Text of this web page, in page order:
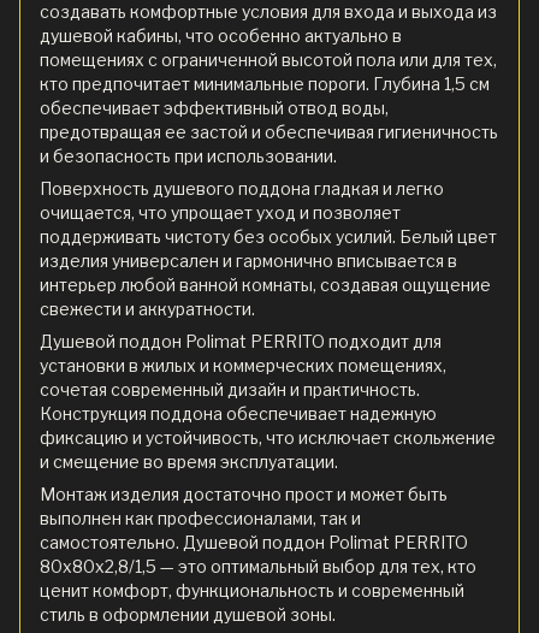
создавать комфортные условия для входа и выхода из
душевой кабины, что особенно актуально в
помещениях с ограниченной высотой пола или для тех,
кто предпочитает минимальные пороги. Глубина 1,5 см
обеспечивает эффективный отвод воды,
предотвращая ее застой и обеспечивая гигиеничность
и безопасность при использовании.
Поверхность душевого поддона гладкая и легко
очищается, что упрощает уход и позволяет
поддерживать чистоту без особых усилий. Белый цвет
изделия универсален и гармонично вписывается в
интерьер любой ванной комнаты, создавая ощущение
свежести и аккуратности.
Душевой поддон Polimat PERRITO подходит для
установки в жилых и коммерческих помещениях,
сочетая современный дизайн и практичность.
Конструкция поддона обеспечивает надежную
фиксацию и устойчивость, что исключает скольжение
и смещение во время эксплуатации.
Монтаж изделия достаточно прост и может быть
выполнен как профессионалами, так и
самостоятельно. Душевой поддон Polimat PERRITO
80х80х2,8/1,5 — это оптимальный выбор для тех, кто
ценит комфорт, функциональность и современный
стиль в оформлении душевой зоны.